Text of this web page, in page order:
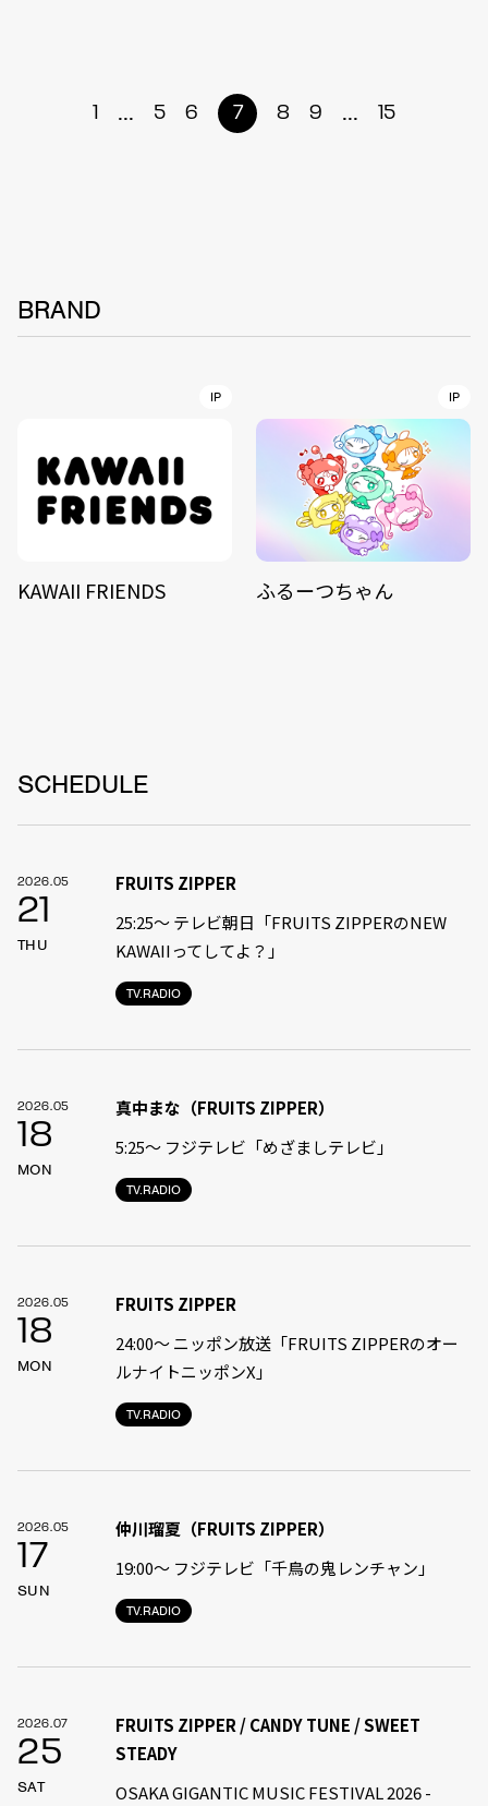
1 ... 5 6 7 8 9 ... 15
BRAND
IP
KAWAII FRIENDS
IP
ふるーつちゃん
SCHEDULE
2026.05
21
THU
TV.RADIO
FRUITS ZIPPER
25:25～ テレビ朝日「FRUITS ZIPPERのNEW
KAWAIIってしてよ？」
2026.05
18
MON
TV.RADIO
真中まな（FRUITS ZIPPER）
5:25〜 フジテレビ「めざましテレビ」
2026.05
18
MON
TV.RADIO
FRUITS ZIPPER
24:00〜 ニッポン放送「FRUITS ZIPPERのオー
ルナイトニッポンX」
2026.05
17
SUN
TV.RADIO
仲川瑠夏（FRUITS ZIPPER）
19:00〜 フジテレビ「千鳥の鬼レンチャン」
2026.07
25
SAT
FRUITS ZIPPER / CANDY TUNE / SWEET
STEADY
OSAKA GIGANTIC MUSIC FESTIVAL 2026 -